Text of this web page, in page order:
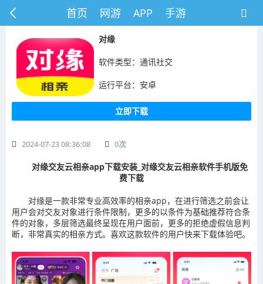
首页 网游 APP 手游
对缘
软件类型：通讯社交
运行平台：安卓
立即下载
2024-07-23 08:36:08 0次
对缘交友云相亲app下载安装_对缘交友云相亲软件手机版免
费下载
对缘是一款非常专业高效率的相亲app，在进行筛选之前会让
用户会对交友对象进行条件限制，更多的以条件为基础推荐符合条
件的对象，多层筛选最终呈现在用户面前，更多的拒绝虚假信息判
断，非常真实的相亲方式。喜欢这款软件的用户快来下载体验吧。